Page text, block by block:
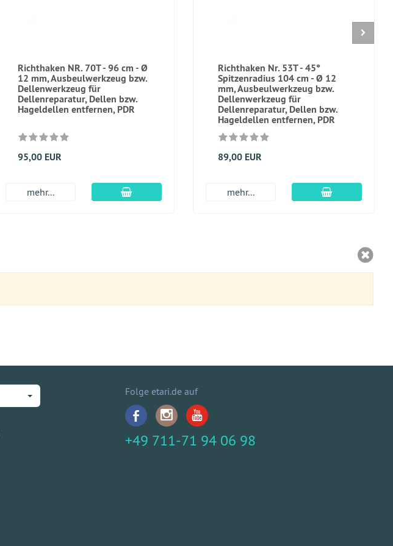
Richthaken NR. 70T - 96 cm - Ø
12 mm, Ausbeulwerkzeug bzw.
Dellenwerkzeug für
Dellenreparatur, Dellen bzw.
Hageldellen entfernen, PDR
95,00 EUR
mehr... In den Warenkorb
Richthaken Nr. 53T - 45°
Spitzenradius 104 cm - Ø 12
mm, Ausbeulwerkzeug bzw.
Dellenwerkzeug für
Dellenreparatur, Dellen bzw.
Hageldellen entfernen, PDR
89,00 EUR
mehr... In den
Folge etari.de auf
+49 711-71 94 06 98